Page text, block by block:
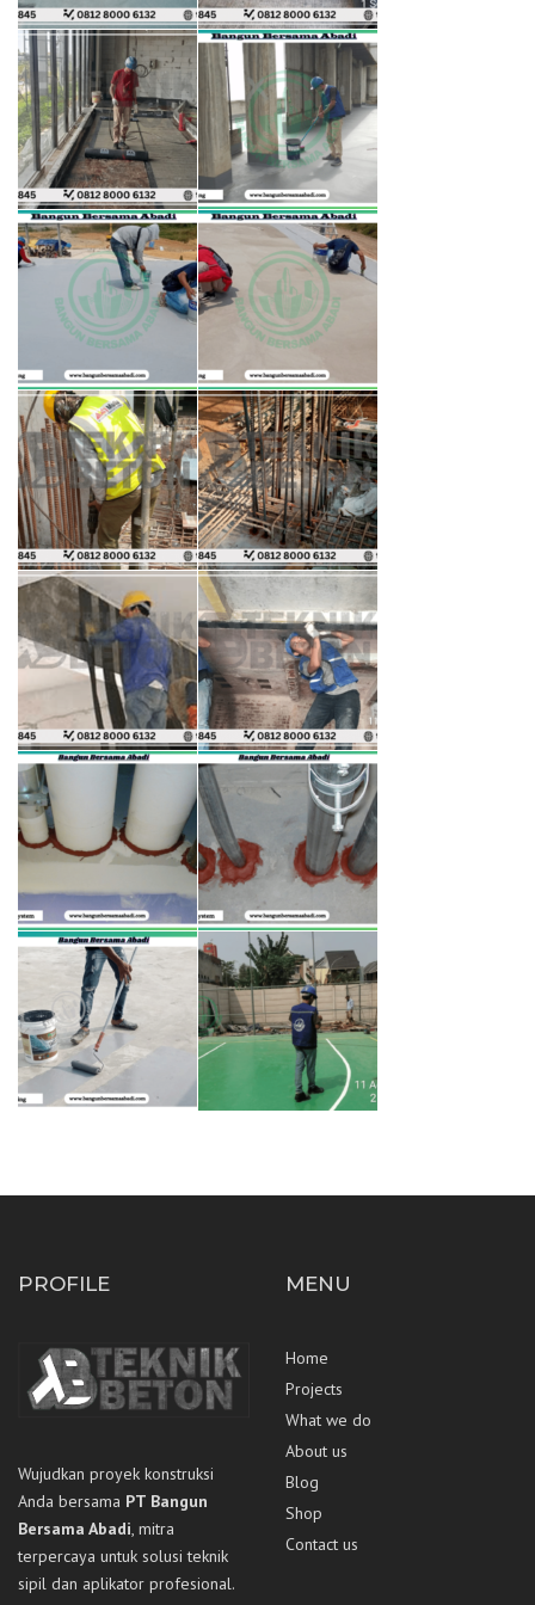
PROFILE
Wujudkan proyek konstruksi
Anda bersama PT Bangun
Bersama Abadi, mitra
terpercaya untuk solusi teknik
sipil dan aplikator profesional.
MENU
Home
Projects
What we do
About us
Blog
Shop
Contact us